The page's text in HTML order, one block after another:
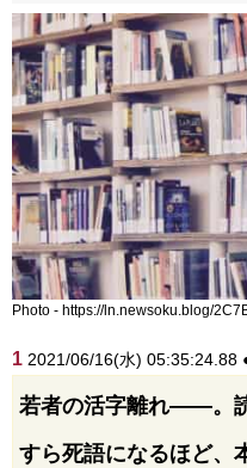
Photo - https://ln.newsoku.blog/
1 2021/06/16(水) 05:35:24.88
若者の活字離れ――。
すら死語になるほど、